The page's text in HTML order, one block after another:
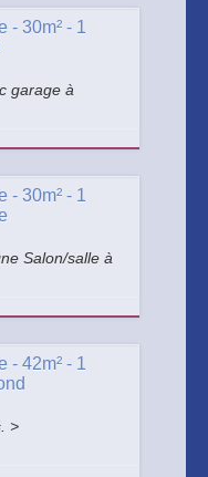
- 30m² - 1
garage à
- 30m² - 1
Salon/salle à
- 42m² - 1
>